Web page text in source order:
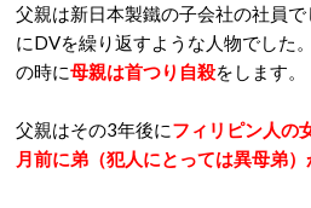
父親は新日本製鐵の子会社の社員
にDVを繰り返すような人物でした
の時に母親は首つり自殺をします。
父親はその3年後にフィリピン人の
月前に弟（犯人にとっては異母弟）